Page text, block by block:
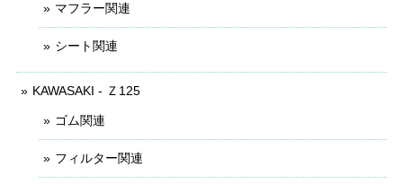
マフラー関連
シート関連
KAWASAKI - Ｚ125
ゴム関連
フィルター関連